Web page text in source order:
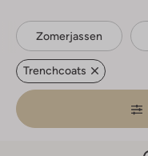
Zomerjassen
Trenchcoats